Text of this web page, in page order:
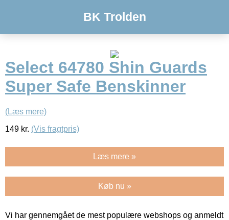
BK Trolden
Select 64780 Shin Guards
Super Safe Benskinner
(Læs mere)
149 kr. (Vis fragtpris)
Læs mere »
Køb nu »
Vi har gennemgået de mest populære webshops og anmeldt